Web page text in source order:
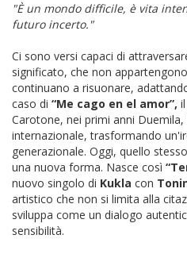
"È un mondo difficile, è vita
futuro incerto."
Ci sono versi capaci di
significato, che non
continuano a risuonare,
caso di “Me cago en el amor”,
Carotone, nei primi anni
internazionale, trasformando
generazionale. Oggi, quello
una nuova forma. Nasce così
nuovo singolo di Kukla con
artistico che non si limita alla
sviluppa come un dialogo
sensibilità.